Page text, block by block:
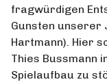
fragwürdigen
Gunsten unserer
Hartmann). Hier
Thies Bussmann
Spielaufbau zu